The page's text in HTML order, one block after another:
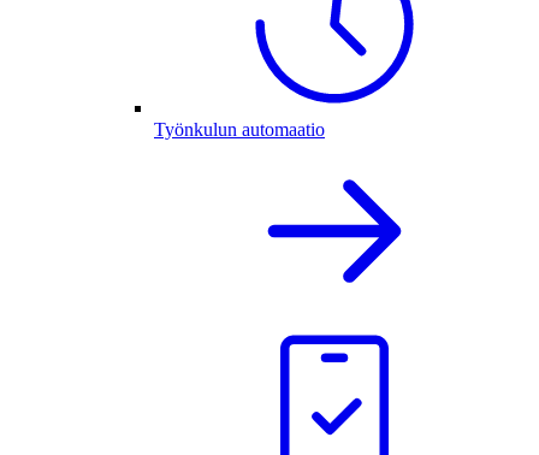
Työnkulun automaatio